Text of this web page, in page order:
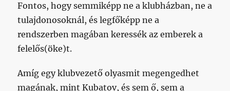
Fontos, hogy semmiképp ne a klubházban, ne a
tulajdonosoknál, és legfőképp ne a
rendszerben magában keressék az emberek a
felelős(öke)t.
Amíg egy klubvezető olyasmit megengedhet
magának, mint Kubatov, és sem ő, sem a